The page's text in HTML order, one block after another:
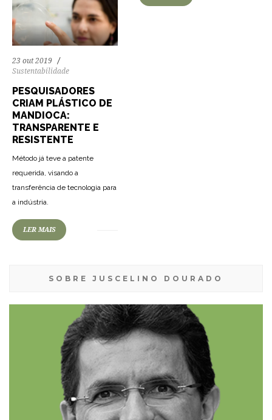
23 out 2019
Sustentabilidade
PESQUISADORES
CRIAM PLÁSTICO DE
MANDIOCA:
TRANSPARENTE E
RESISTENTE
Método já teve a patente
requerida, visando a
transferência de tecnologia para
a indústria.
LER MAIS
SOBRE JUSCELINO DOURADO